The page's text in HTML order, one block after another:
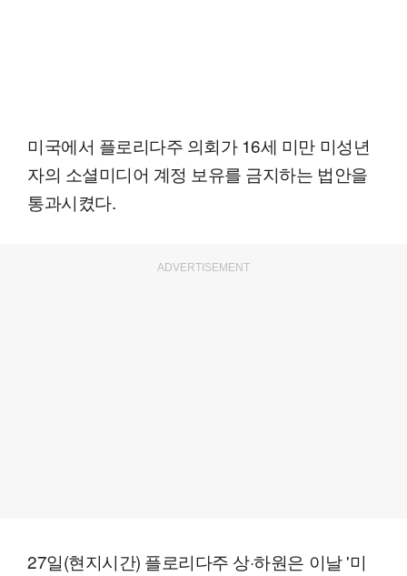
미국에서 플로리다주 의회가 16세 미만 미성년
자의 소셜미디어 계정 보유를 금지하는 법안을
통과시켰다.
ADVERTISEMENT
27일(현지시간) 플로리다주 상·하원은 이날 '미